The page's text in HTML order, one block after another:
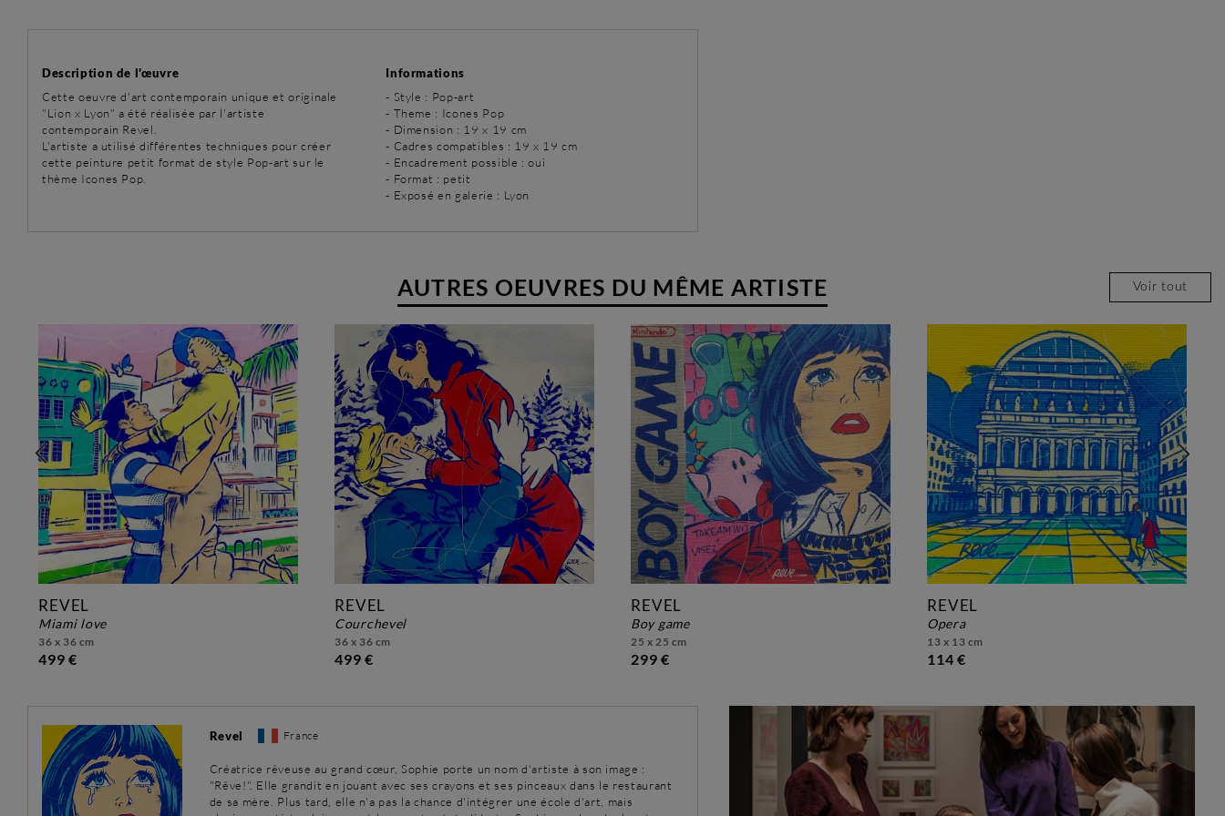
Description de l'œuvre
Cette oeuvre d'art contemporain unique et originale
"Lion x Lyon" a été réalisée par l'artiste
contemporain Revel.
L'artiste a utilisé différentes techniques pour créer
cette peinture petit format de style Pop-art sur le
thème Icones Pop.
Informations
- Style : Pop-art
- Theme : Icones Pop
- Dimension : 19 x 19 cm
- Cadres compatibles : 19 x 19 cm
- Encadrement possible : oui
- Format : petit
- Exposé en galerie : Lyon
AUTRES OEUVRES DU MÊME ARTISTE Voir tout
REVEL
miami love
36 x 36 cm
499 €
REVEL
courchevel
36 x 36 cm
499 €
REVEL
boy game
25 x 25 cm
299 €
REVEL
opera
13 x 13 cm
114 €
Revel France
Créatrice rêveuse au grand cœur, Sophie porte un nom d'artiste à son image :
"Rêve!". Elle grandit en jouant avec ses crayons et ses pinceaux dans le restaurant
de sa mère. Plus tard, elle n'a pas la chance d'intégrer une école d'art, mais